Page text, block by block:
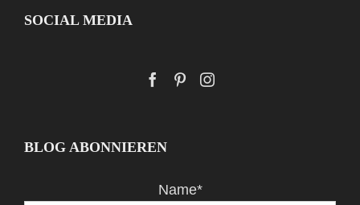
SOCIAL MEDIA
BLOG ABONNIEREN
Name*